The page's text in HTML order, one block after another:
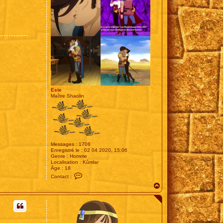
Este
Maître Shaolin
Messages : 1708
Enregistré le : 02 04 2020, 15:06
Genre : Homme
Localisation : Kûmlar
Âge : 18
Contact :
t
c
t
e
r
a
u